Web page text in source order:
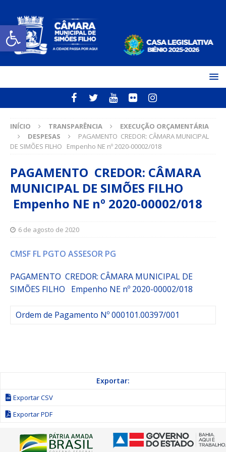
Open toolbar
INÍCIO TRANSPARÊNCIA
EXECUÇÃO ORÇAMENTÁRIA
DESPESAS
PAGAMENTO CREDOR: CÂMARA MUNICIPAL
DE SIMÕES FILHO Empenho NE nº 2020-00002/018
PAGAMENTO CREDOR: CÂMARA
MUNICIPAL DE SIMÕES FILHO
Empenho NE nº 2020-00002/018
6 de agosto de 2020
CMSF FL PGTO ASSESOR PG
PAGAMENTO CREDOR: CÂMARA MUNICIPAL DE
SIMÕES FILHO Empenho NE nº 2020-00002/018
Ordem de Pagamento Nº 000101.00397/001
Exportar:
Exportar CSV
Exportar PDF